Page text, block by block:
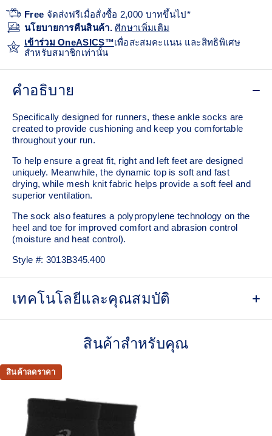
Free จัดส่งฟรีเมื่อสั่งซื้อ 2,000 บาทขึ้นไป*
นโยบายการคืนสินค้า.ศีกษาเพิ่มเติม
เข้าร่วม OneASICS™เพื่อสะสมคะแนน และสิทธิพิเศษ
สำหรับสมาชิกเท่านั้น
คำอธิบาย
Specifically designed for runners, these ankle socks are
created to provide cushioning and keep you comfortable
throughout your run.
To help ensure a great fit, right and left feet are designed
uniquely. Meanwhile, the dynamic top is soft and fast
drying, while mesh knit fabric helps provide a soft feel and
superior ventilation.
The sock also features a polypropylene technology on the
heel and toe for improved comfort and abrasion control
(moisture and heat control).
Style #: 3013B345.400
เทคโนโลยีและคุณสมบัติ
Polypropylene for comfort.
Dynamic top for a soft touch and fast drying.
Right and left anatomic design.
สินค้าสำหรับคุณ
สินค้าลดราคา